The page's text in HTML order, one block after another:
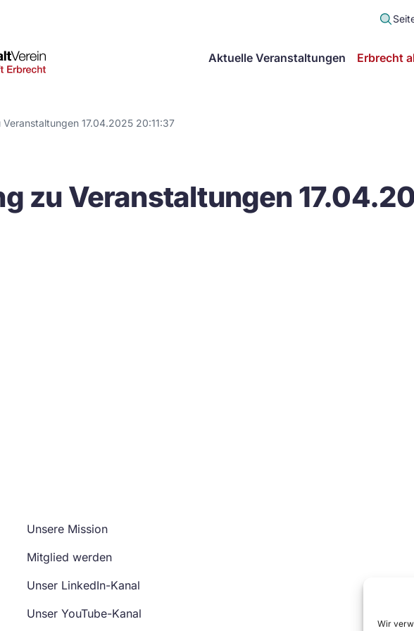
Wir
Deutscher
Verein
Arbeitsgemeinschaft
Aktuelle Veranstaltungen Erbrecht
17.04.2025 20:11:37
zu Veranstaltungen
Unsere Mission
Mitglied werden
Unser LinkedIn-Kanal
Unser YouTube-Kanal